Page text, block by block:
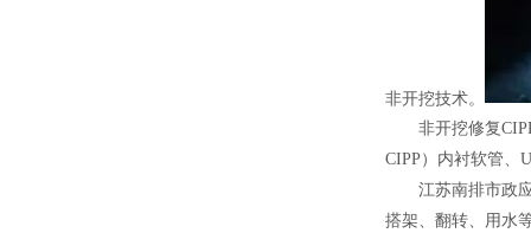
非开挖技术。
非开挖修复
CIPP）内衬软管、
江苏南排市政
搭架、翻转、用水